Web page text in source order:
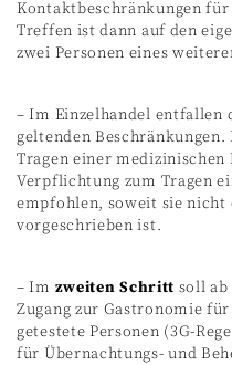
Kontaktbeschränkungen
Treffen ist dann auf den
zwei Personen eines
– Im Einzelhandel entfallen
geltenden
Tragen einer
Verpflichtung zum Tragen
empfohlen, soweit sie nicht
vorgeschrieben ist.
– Im zweiten Schritt soll ab
Zugang zur Gastronomie
getestete Personen (3G-
für Übernachtungs- und